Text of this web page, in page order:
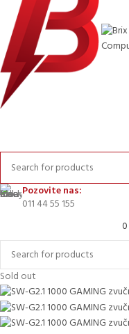
Pozovite nas:
011 44 55 155
0
Sold out